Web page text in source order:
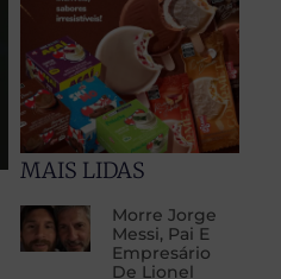
MAIS LIDAS
Morre Jorge
Messi, Pai E
Empresário
De Lionel